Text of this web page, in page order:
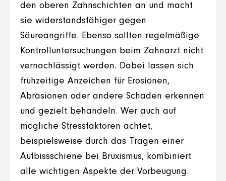
den oberen Zahnschichten an und macht
sie widerstandsfähiger gegen
Säureangriffe. Ebenso sollten regelmäßige
Kontrolluntersuchungen beim Zahnarzt nicht
vernachlässigt werden. Dabei lassen sich
frühzeitige Anzeichen für Erosionen,
Abrasionen oder andere Schäden erkennen
und gezielt behandeln. Wer auch auf
mögliche Stressfaktoren achtet,
beispielsweise durch das Tragen einer
Aufbissschiene bei Bruxismus, kombiniert
alle wichtigen Aspekte der Vorbeugung.